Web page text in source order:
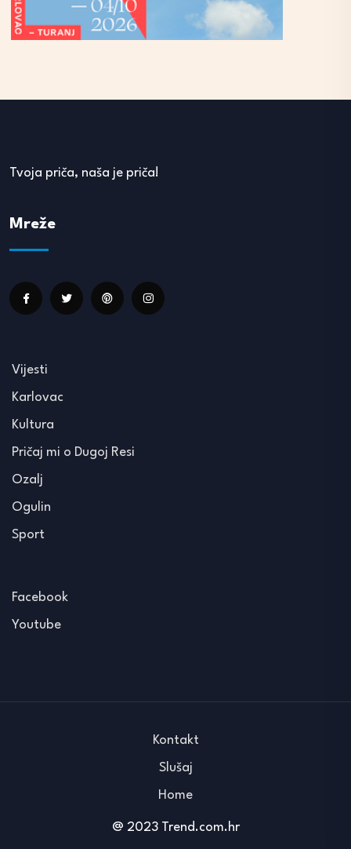
Tvoja priča, naša je priča!
Mreže
Vijesti
Karlovac
Kultura
Pričaj mi o Dugoj Resi
Ozalj
Ogulin
Sport
Facebook
Youtube
@ 2023 Trend.com.hr
Kontakt
Slušaj
Home